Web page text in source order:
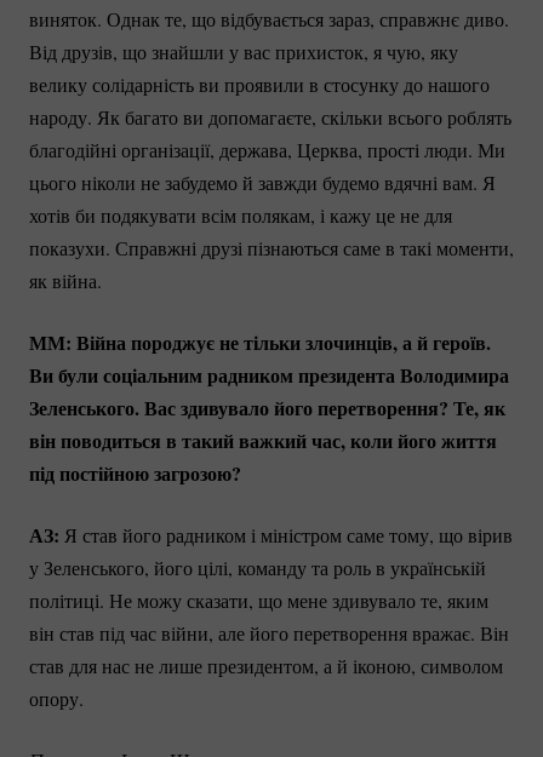
виняток. Однак те, що відбувається зараз, справжнє диво.
Від друзів, що знайшли у вас прихисток, я чую, яку
велику солідарність ви проявили в стосунку до нашого
народу. Як багато ви допомагаєте, скільки всього роблять
благодійні організації, держава, Церква, прості люди. Ми
цього ніколи не забудемо й завжди будемо вдячні вам. Я
хотів би подякувати всім полякам, і кажу це не для
показухи. Справжні друзі пізнаються саме в такі моменти,
як війна.
ММ: Війна породжує не тільки злочинців, а й героїв.
Ви були соціальним радником президента Володимира
Зеленського. Вас здивувало його перетворення? Те, як
він поводиться в такий важкий час, коли його життя
під постійною загрозою?
АЗ: Я став його радником і міністром саме тому, що вірив
у Зеленського, його цілі, команду та роль в українській
політиці. Не можу сказати, що мене здивувало те, яким
він став під час війни, але його перетворення вражає. Він
став для нас не лише президентом, а й іконою, символом
опору.